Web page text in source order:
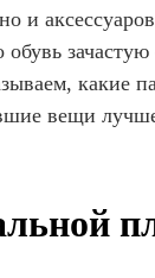
и
какие
вещи